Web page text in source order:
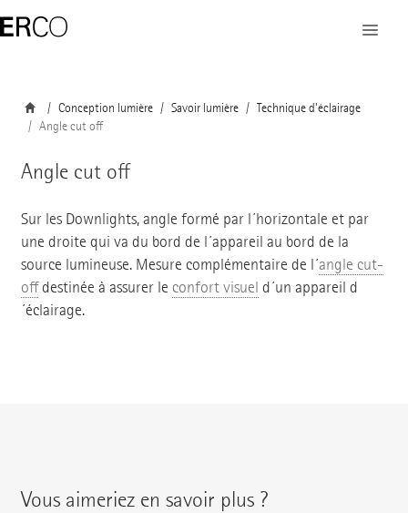
Conception lumière Savoir lumière
Technique d'éclairage
Angle cut off
Angle cut off
Sur les Downlights, angle formé par l´horizontale et par
une droite qui va du bord de l´appareil au bord de la
source lumineuse. Mesure complémentaire de l´angle cut-
offdestinée à assurer le confort visuel d´un appareil d
´éclairage.
Vous aimeriez en savoir plus ?